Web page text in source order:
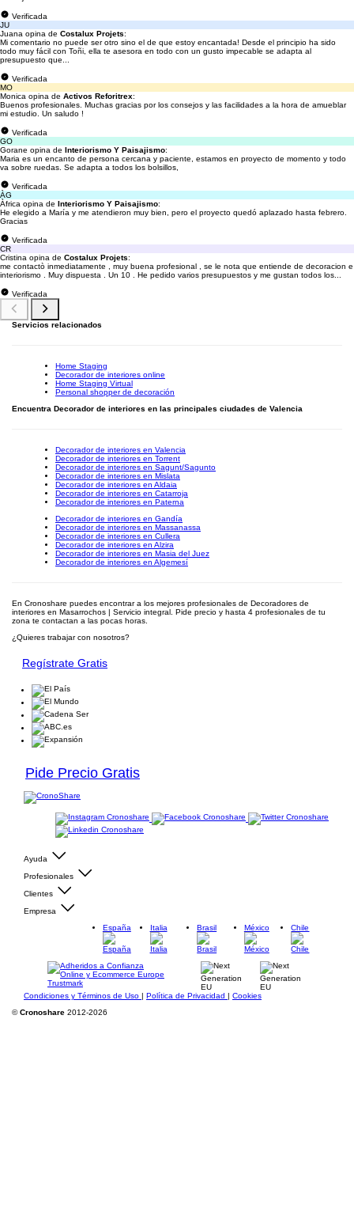
Verificada
JU
Juana opina de Costalux Projets:
Mi comentario no puede ser otro sino el de que estoy encantada! Desde el principio ha sido
todo muy fácil con Toñi, ella te asesora en todo con un gusto impecable se adapta al
presupuesto que...
Verificada
MO
Monica opina de Activos Reforitrex:
Buenos profesionales. Muchas gracias por los consejos y las facilidades a la hora de amueblar
mi estudio. Un saludo !
Verificada
GO
Gorane opina de Interiorismo Y Paisajismo:
Maria es un encanto de persona cercana y paciente, estamos en proyecto de momento y todo
va sobre ruedas. Se adapta a todos los bolsillos,
Verificada
ÀG
Àfrica opina de Interiorismo Y Paisajismo:
He elegido a María y me atendieron muy bien, pero el proyecto quedó aplazado hasta febrero.
Gracias
Verificada
CR
Cristina opina de Costalux Projets:
me contactò inmediatamente , muy buena profesional , se le nota que entiende de decoracion e
interiorismo . Muy dispuesta . Un 10 . He pedido varios presupuestos y me gustan todos los...
Verificada
Servicios relacionados
Home Staging
Decorador de interiores online
Home Staging Virtual
Personal shopper de decoración
Encuentra Decorador de interiores en las principales ciudades de Valencia
Decorador de interiores en Valencia
Decorador de interiores en Torrent
Decorador de interiores en Sagunt/Sagunto
Decorador de interiores en Mislata
Decorador de interiores en Aldaia
Decorador de interiores en Catarroja
Decorador de interiores en Paterna
Decorador de interiores en Gandía
Decorador de interiores en Massanassa
Decorador de interiores en Cullera
Decorador de interiores en Alzira
Decorador de interiores en Masia del Juez
Decorador de interiores en Algemesí
En Cronoshare puedes encontrar a los mejores profesionales de Decoradores de
interiores en Masarrochos | Servicio integral. Pide precio y hasta 4 profesionales de tu
zona te contactan a las pocas horas.
¿Quieres trabajar con nosotros?
Regístrate Gratis
Pide Precio Gratis
Ayuda
Profesionales
Clientes
Empresa
España
Italia Brasil México Chile
Condiciones y Términos de Uso | Política de Privacidad | Cookies
©Cronoshare 2012-2026